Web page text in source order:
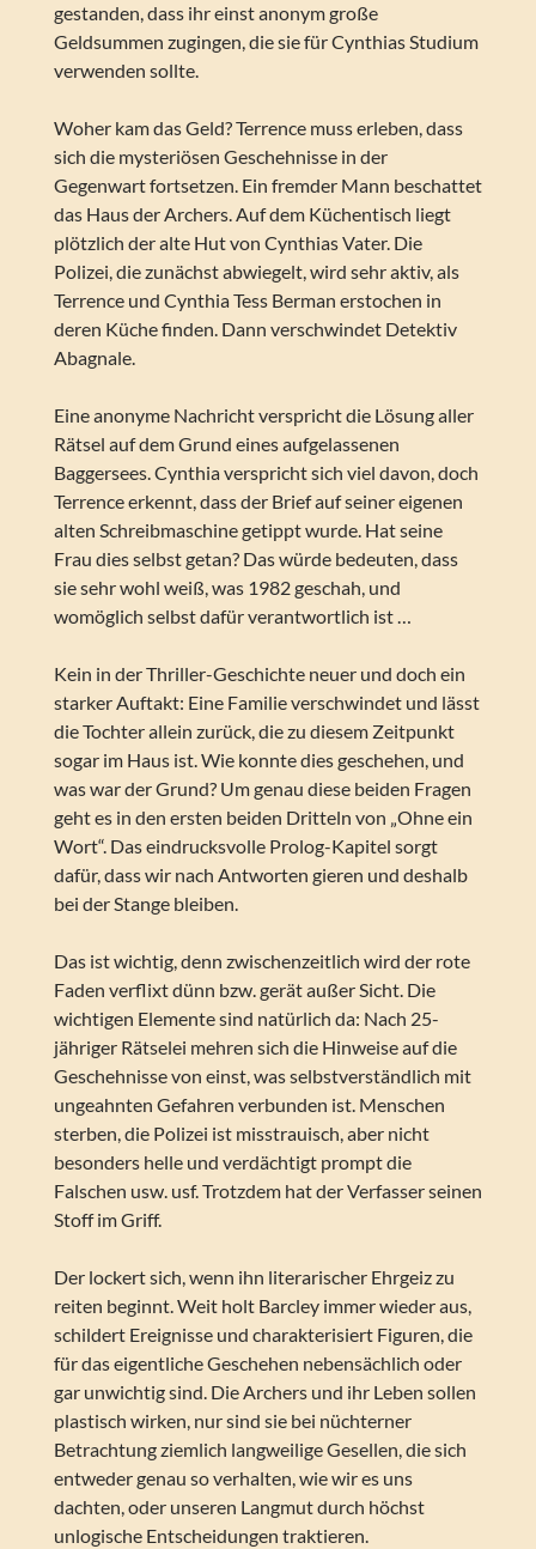
gestanden, dass ihr einst anonym große
Geldsummen zugingen, die sie für Cynthias Studium
verwenden sollte.
Woher kam das Geld? Terrence muss erleben, dass
sich die mysteriösen Geschehnisse in der
Gegenwart fortsetzen. Ein fremder Mann beschattet
das Haus der Archers. Auf dem Küchentisch liegt
plötzlich der alte Hut von Cynthias Vater. Die
Polizei, die zunächst abwiegelt, wird sehr aktiv, als
Terrence und Cynthia Tess Berman erstochen in
deren Küche finden. Dann verschwindet Detektiv
Abagnale.
Eine anonyme Nachricht verspricht die Lösung aller
Rätsel auf dem Grund eines aufgelassenen
Baggersees. Cynthia verspricht sich viel davon, doch
Terrence erkennt, dass der Brief auf seiner eigenen
alten Schreibmaschine getippt wurde. Hat seine
Frau dies selbst getan? Das würde bedeuten, dass
sie sehr wohl weiß, was 1982 geschah, und
womöglich selbst dafür verantwortlich ist …
Kein in der Thriller-Geschichte neuer und doch ein
starker Auftakt: Eine Familie verschwindet und lässt
die Tochter allein zurück, die zu diesem Zeitpunkt
sogar im Haus ist. Wie konnte dies geschehen, und
was war der Grund? Um genau diese beiden Fragen
geht es in den ersten beiden Dritteln von „Ohne ein
Wort“. Das eindrucksvolle Prolog-Kapitel sorgt
dafür, dass wir nach Antworten gieren und deshalb
bei der Stange bleiben.
Das ist wichtig, denn zwischenzeitlich wird der rote
Faden verflixt dünn bzw. gerät außer Sicht. Die
wichtigen Elemente sind natürlich da: Nach 25-
jähriger Rätselei mehren sich die Hinweise auf die
Geschehnisse von einst, was selbstverständlich mit
ungeahnten Gefahren verbunden ist. Menschen
sterben, die Polizei ist misstrauisch, aber nicht
besonders helle und verdächtigt prompt die
Falschen usw. usf. Trotzdem hat der Verfasser seinen
Stoff im Griff.
Der lockert sich, wenn ihn literarischer Ehrgeiz zu
reiten beginnt. Weit holt Barcley immer wieder aus,
schildert Ereignisse und charakterisiert Figuren, die
für das eigentliche Geschehen nebensächlich oder
gar unwichtig sind. Die Archers und ihr Leben sollen
plastisch wirken, nur sind sie bei nüchterner
Betrachtung ziemlich langweilige Gesellen, die sich
entweder genau so verhalten, wie wir es uns
dachten, oder unseren Langmut durch höchst
unlogische Entscheidungen traktieren.